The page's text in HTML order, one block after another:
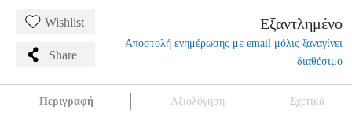
Wishlist
Share
Εξαντλημένο
Αποστολή ενημέρωσης με email μόλις ξαναγίνει
διαθέσιμο
Περιγραφή Αξιολόγηση Σχετικά